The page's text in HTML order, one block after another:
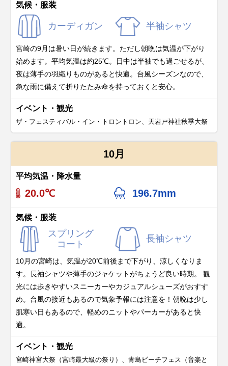
気候・服装
カーディガン 半袖シャツ
宮崎の9月は暑い日が続きます。ただし朝晩は気温が下がり
始めます。平均気温は約25℃。日中は半袖でも過ごせるが、
夜は薄手の羽織りものがあると快適。台風シーズンなので、
急な雨に備えて折りたたみ傘を持っておくと安心。
イベント・観光
ザ・フェスティバル・イン・トロントロン、天岩戸神社秋季大祭
10月
平均気温・降水量
20.0℃ 196.7mm
気候・服装
スプリング
コート
長袖シャツ
10月の宮崎は、気温が20℃前後まで下がり、涼しくなりま
す。長袖シャツや薄手のジャケットがちょうど良い時期。 観
光には歩きやすいスニーカーやカジュアルシューズがおすす
め。台風の接近もあるので気象予報には注意を！朝晩は少し
肌寒い日もあるので、軽めのニットやパーカーがあると快
適。
イベント・観光
宮崎神宮大祭（宮崎最大級の祭り）、青島ビーチフェス（音楽と